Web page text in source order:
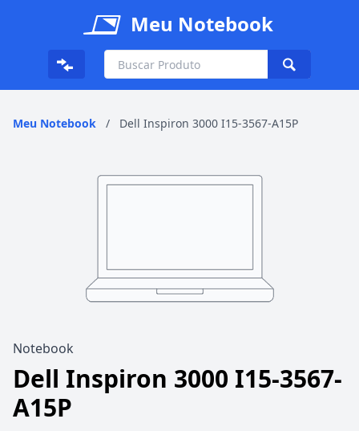
Meu Notebook
Meu Notebook / Dell Inspiron 3000 I15-3567-A15P
Notebook
Dell Inspiron 3000 I15-3567-
A15P